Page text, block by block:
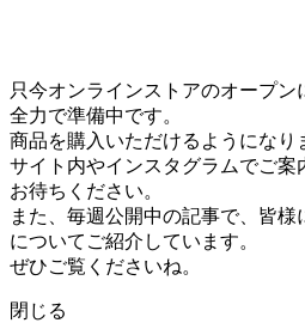
只今オンラインストアのオープン
全力で準備中です。
商品を購入いただけるようになり
サイト内やインスタグラムでご案
お待ちください。
また、毎週公開中の記事で、皆
についてご紹介しています。
ぜひご覧くださいね。
閉じる